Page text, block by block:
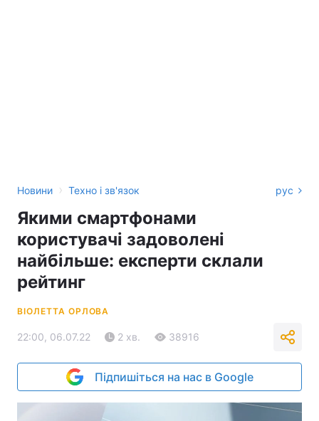
Новини › Техно і зв'язок рус
Якими смартфонами
користувачі задоволені
найбільше: експерти склали
рейтинг
ВІОЛЕТТА ОРЛОВА
22:00, 06.07.22 2 хв. 38916
Підпишіться на нас в Google